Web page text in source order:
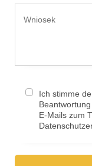
Ich stimme
E-Mails zum